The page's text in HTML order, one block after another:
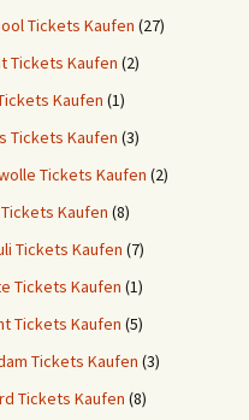
Tickets Kaufen (27)
Tickets Kaufen (2)
Kaufen (1)
Tickets Kaufen (3)
Tickets Kaufen (2)
Kaufen (8)
Tickets Kaufen (7)
Tickets Kaufen (1)
Tickets Kaufen (5)
Tickets Kaufen (3)
Tickets Kaufen (8)